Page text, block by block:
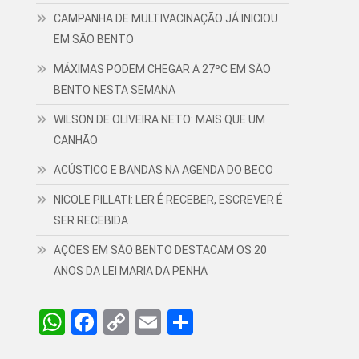
CAMPANHA DE MULTIVACINAÇÃO JÁ INICIOU
EM SÃO BENTO
MÁXIMAS PODEM CHEGAR A 27ºC EM SÃO
BENTO NESTA SEMANA
WILSON DE OLIVEIRA NETO: MAIS QUE UM
CANHÃO
ACÚSTICO E BANDAS NA AGENDA DO BECO
NICOLE PILLATI: LER É RECEBER, ESCREVER É
SER RECEBIDA
AÇÕES EM SÃO BENTO DESTACAM OS 20
ANOS DA LEI MARIA DA PENHA
WhatsApp
Facebook
CopyEmail